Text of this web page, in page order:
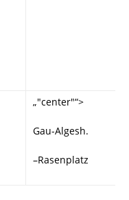
„"center"“>
Gau-Algesh.
–Rasenplatz